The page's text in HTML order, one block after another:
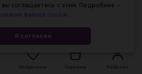
Избранное Корзина Кабинет
вы соглашаетесь с этим. Подробнее –
файлов cookie.
Я согласен